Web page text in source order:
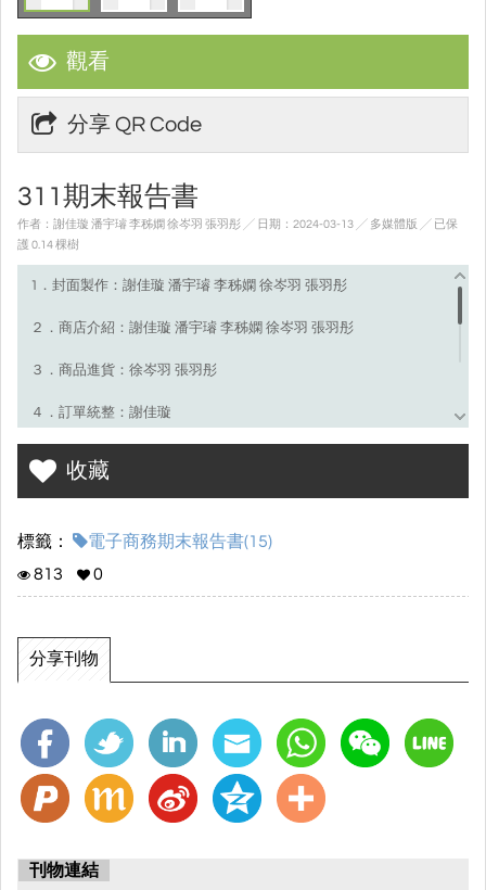
觀看
分享 QR Code
311期末報告書
作者：謝佳璇 潘宇璿 李秭嫻 徐岑羽 張羽彤 ╱ 日期：2024-03-13 ╱ 多媒體版 ╱ 已保
護 0.14 棵樹
1．封面製作：謝佳璇 潘宇璿 李秭嫻 徐岑羽 張羽彤
２．商店介紹：謝佳璇 潘宇璿 李秭嫻 徐岑羽 張羽彤
３．商品進貨：徐岑羽 張羽彤
４．訂單統整：謝佳璇
６．商店EDM：謝佳璇 潘宇璿 李秭嫻 徐岑羽 張羽彤
７．營業報表統整：謝佳璇 李秭嫻
收藏
標籤：
電子商務期末報告書(15)
813
0
分享刊物
刊物連結